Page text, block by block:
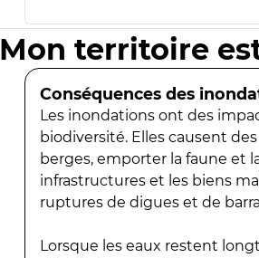
Mon territoire
Conséquences des
Les inondations ont des
biodiversité. Elles causent
berges, emporter la faune et
infrastructures et les biens
ruptures de digues et de
Lorsque les eaux restent